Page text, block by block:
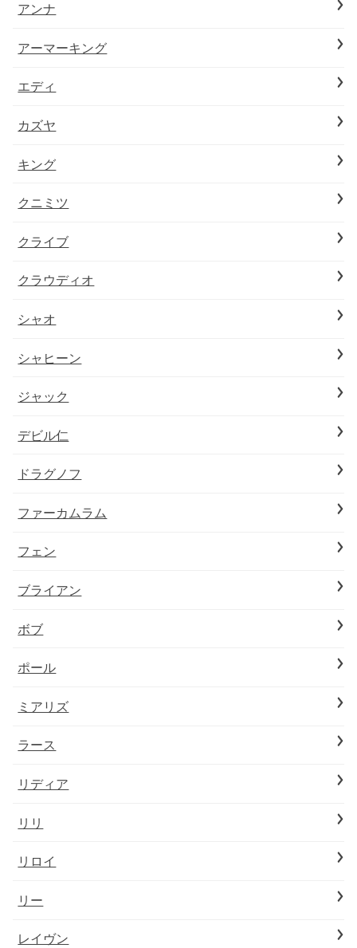
アンナ
アーマーキング
エディ
カズヤ
キング
クニミツ
クライブ
クラウディオ
シャオ
シャヒーン
ジャック
デビル仁
ドラグノフ
ファーカムラム
フェン
ブライアン
ボブ
ポール
ミアリズ
ラース
リディア
リリ
リロイ
リー
レイヴン